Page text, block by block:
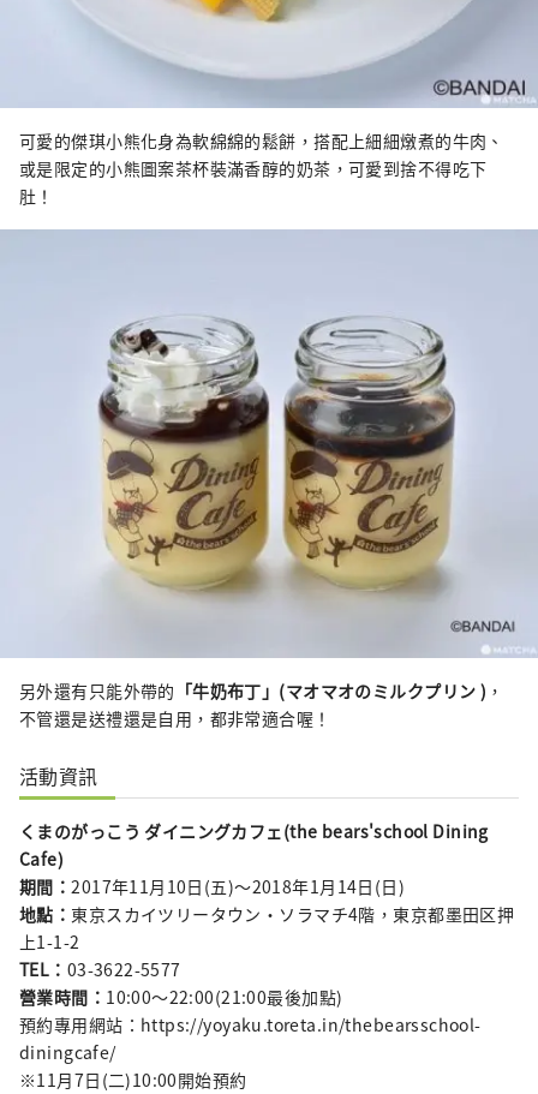
可愛的傑琪小熊化身為軟綿綿的鬆餅，搭配上細細燉煮的牛肉、
或是限定的小熊圖案茶杯裝滿香醇的奶茶，可愛到捨不得吃下
肚！
另外還有只能外帶的 「牛奶布丁」(マオマオのミルクプリン ) ，
不管還是送禮還是自用，都非常適合喔！
活動資訊
くまのがっこう ダイニングカフェ(the bears'school Dining
Cafe)
期間：2017年11月10日(五)～2018年1月14日(日)
地點： 東京スカイツリータウン・ソラマチ4階，東京都墨田区押
上1-1-2
TEL： 03-3622-5577
營業時間： 10:00～22:00(21:00最後加點)
預約專用網站：https://yoyaku.toreta.in/thebearsschool-
diningcafe/
※11月7日(二)10:00開始預約